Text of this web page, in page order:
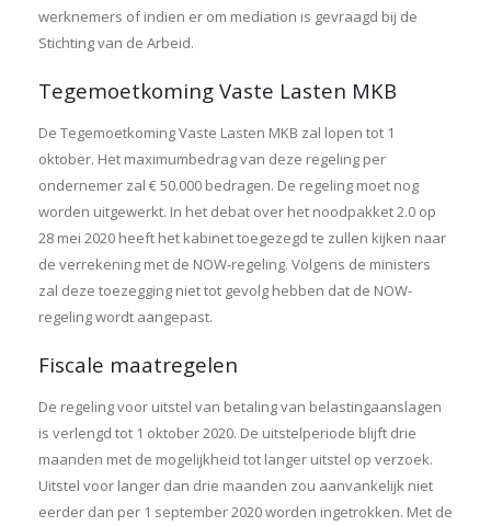
werknemers of indien er om mediation is gevraagd bij de
Stichting van de Arbeid.
Tegemoetkoming Vaste Lasten MKB
De Tegemoetkoming Vaste Lasten MKB zal lopen tot 1
oktober. Het maximumbedrag van deze regeling per
ondernemer zal € 50.000 bedragen. De regeling moet nog
worden uitgewerkt. In het debat over het noodpakket 2.0 op
28 mei 2020 heeft het kabinet toegezegd te zullen kijken naar
de verrekening met de NOW-regeling. Volgens de ministers
zal deze toezegging niet tot gevolg hebben dat de NOW-
regeling wordt aangepast.
Fiscale maatregelen
De regeling voor uitstel van betaling van belastingaanslagen
is verlengd tot 1 oktober 2020. De uitstelperiode blijft drie
maanden met de mogelijkheid tot langer uitstel op verzoek.
Uitstel voor langer dan drie maanden zou aanvankelijk niet
eerder dan per 1 september 2020 worden ingetrokken. Met de